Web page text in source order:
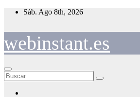
Saltar
Sáb. Ago 8th, 2026
webinstant.es